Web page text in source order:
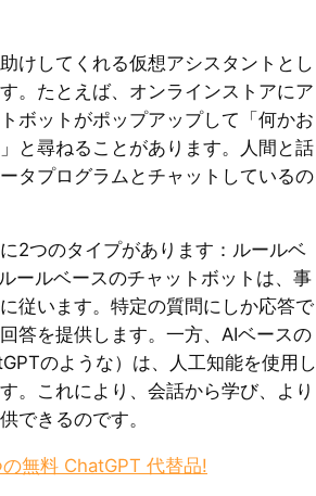
けしてくれる仮想アシスタントとし
。たとえば、オンラインストアにア
ボットがポップアップして「何かお
と尋ねることがあります。人間と話
タプログラムとチャットしているの
2つのタイプがあります：ルールベ
ールベースのチャットボットは、事
従います。特定の質問にしか応答で
答を提供します。一方、AIベースの
のような）は、人工知能を使用し
。これにより、会話から学び、より
できるのです。
無料 ChatGPT 代替品!